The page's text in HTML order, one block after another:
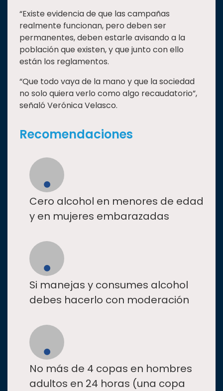
“Existe evidencia de que las campañas
realmente funcionan, pero deben ser
permanentes, deben estarle avisando a la
población que existen, y que junto con ello
están los reglamentos.
“Que todo vaya de la mano y que la sociedad
no solo quiera verlo como algo recaudatorio”,
señaló Verónica Velasco.
Recomendaciones
Cero alcohol en menores de edad
y en mujeres embarazadas
Si manejas y consumes alcohol
debes hacerlo con moderación
No más de 4 copas en hombres
adultos en 24 horas (una copa